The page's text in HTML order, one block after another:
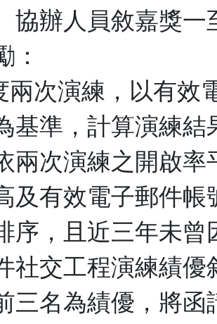
協辦人員敘嘉獎一
：
兩次演練，以有效
基準，計算演練結
兩次演練之開啟率
及有效電子郵件帳
序，且近三年未曾
社交工程演練績優
三名為績優，將函